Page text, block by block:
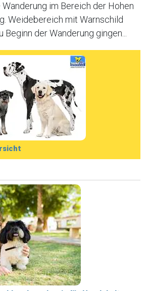
im Bereich der Hohen
Weidebereich mit Warnschild
der Wanderung gingen...